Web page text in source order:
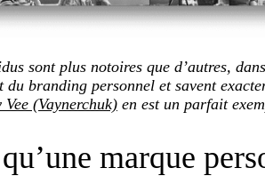
sont plus notoires que d’autres,
du branding personnel et savent
Vee (Vaynerchuk) en est un parfait
marque